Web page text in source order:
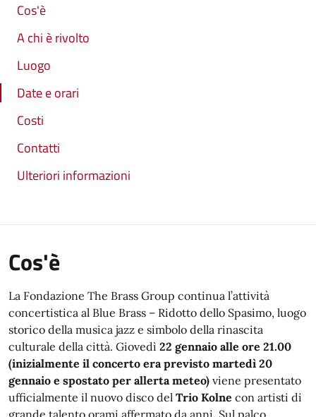
Cos'è
A chi è rivolto
Luogo
Date e orari
Costi
Contatti
Ulteriori informazioni
Cos'è
La Fondazione The Brass Group continua l’attività
concertistica al Blue Brass – Ridotto dello Spasimo, luogo
storico della musica jazz e simbolo della rinascita
culturale della città. Giovedì 22 gennaio alle ore 21.00
(inizialmente il concerto era previsto martedì 20
gennaio e spostato per allerta meteo) viene presentato
ufficialmente il nuovo disco del Trio Kolne con artisti di
grande talento orami affermato da anni. Sul palco